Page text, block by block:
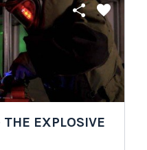
share favorite
EXPLOSIVE